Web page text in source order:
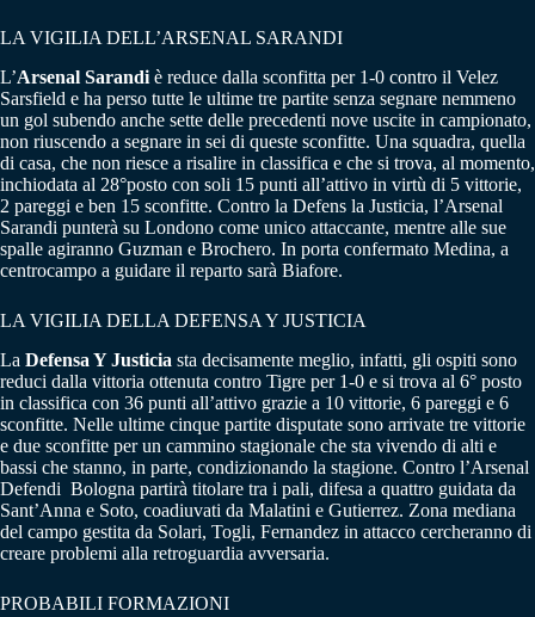
LA VIGILIA DELL’ARSENAL SARANDI
L’Arsenal Sarandi è reduce dalla sconfitta per 1-0 contro il Velez
Sarsfield e ha perso tutte le ultime tre partite senza segnare nemmeno
un gol subendo anche sette delle precedenti nove uscite in campionato,
non riuscendo a segnare in sei di queste sconfitte. Una squadra, quella
di casa, che non riesce a risalire in classifica e che si trova, al momento,
inchiodata al 28°posto con soli 15 punti all’attivo in virtù di 5 vittorie,
2 pareggi e ben 15 sconfitte. Contro la Defens la Justicia, l’Arsenal
Sarandi punterà su Londono come unico attaccante, mentre alle sue
spalle agiranno Guzman e Brochero. In porta confermato Medina, a
centrocampo a guidare il reparto sarà Biafore.
LA VIGILIA DELLA DEFENSA Y JUSTICIA
La Defensa Y Justicia sta decisamente meglio, infatti, gli ospiti sono
reduci dalla vittoria ottenuta contro Tigre per 1-0 e si trova al 6° posto
in classifica con 36 punti all’attivo grazie a 10 vittorie, 6 pareggi e 6
sconfitte. Nelle ultime cinque partite disputate sono arrivate tre vittorie
e due sconfitte per un cammino stagionale che sta vivendo di alti e
bassi che stanno, in parte, condizionando la stagione. Contro l’Arsenal
Defendi Bologna partirà titolare tra i pali, difesa a quattro guidata da
Sant’Anna e Soto, coadiuvati da Malatini e Gutierrez. Zona mediana
del campo gestita da Solari, Togli, Fernandez in attacco cercheranno di
creare problemi alla retroguardia avversaria.
PROBABILI FORMAZIONI